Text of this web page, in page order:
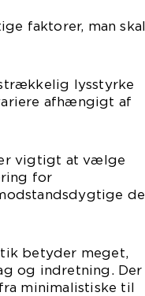
faktorer, man skal
lysstyrke
afhængigt af
vigtigt at vælge
for
de
betyder meget,
og indretning. Der
minimalistiske til